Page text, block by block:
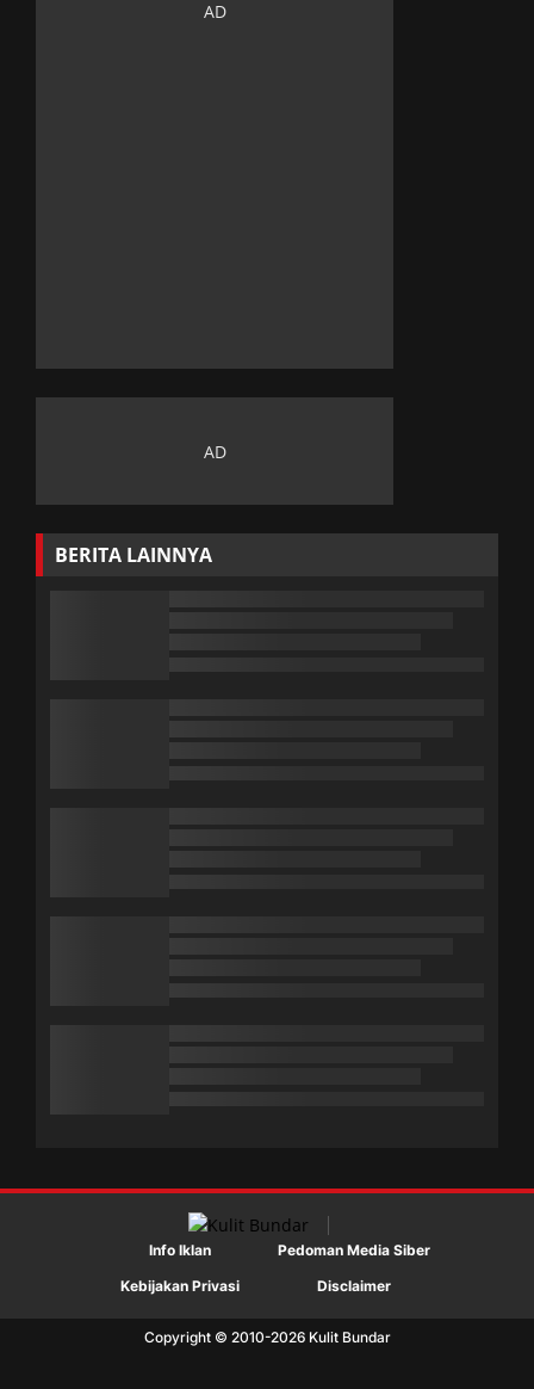
BERITA LAINNYA
Info Iklan
Pedoman Media Siber
Kebijakan Privasi
Disclaimer
Copyright © 2010-2026Kulit Bundar